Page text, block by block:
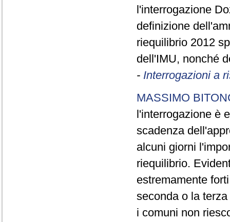
l'interrogazione
definizione
riequilibrio 2012
dell'IMU, nonché
- Interrogazioni a
MASSIMO
l'interrogazione è
scadenza
alcuni giorni
riequilibrio.
estremamente
seconda o la
i comuni non